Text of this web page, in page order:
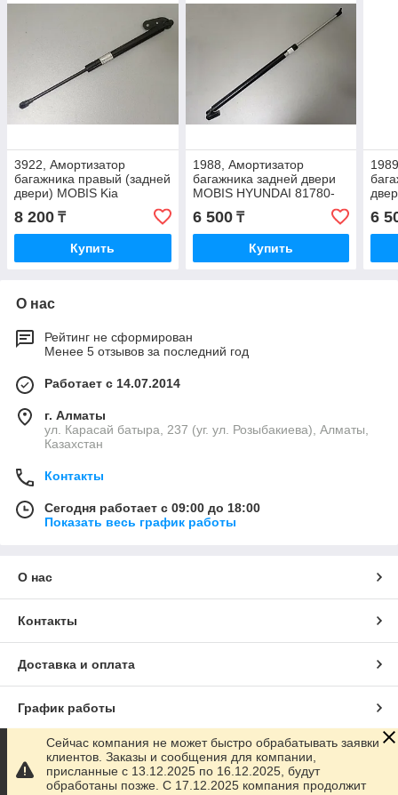
3922, Амортизатор
багажника правый (задней
двери) MOBIS Kia
Sportage (1993-2003)
0K01H-62610F
8 200 ₸
Купить
1988, Амортизатор
багажника задней двери
MOBIS HYUNDAI 81780-
6 500₸
Купить
6
О нас
Рейтинг не сформирован
Менее 5 отзывов за последний год
Работает с 14.07.2014
г. Алматы
ул. Карасай батыра, 237 (уг. ул. Розыбакиева), Алматы,
Казахстан
Контакты
Сегодня работает с 09:00 до 18:00
Показать весь график работы
О нас
Контакты
Доставка и оплата
График работы
Полная версия сайта
Сейчас компания не может быстро обрабатывать заявки
клиентов. Заказы и сообщения для компании,
присланные с 13.12.2025 по 16.12.2025, будут
обработаны позже. С 17.12.2025 компания продолжит